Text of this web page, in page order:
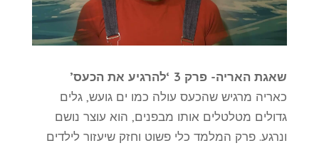
שאגת האריה- פרק 3 ‘להרגיע את הכעס’
כאריה מרגיש שהכעס עולה כמו ים גועש, גלים
גדולים מטלטלים אותו מבפנים, הוא עוצר נושם
ונרגע. פרק המלמד כלי פשוט וחזק שיעזור לילדים